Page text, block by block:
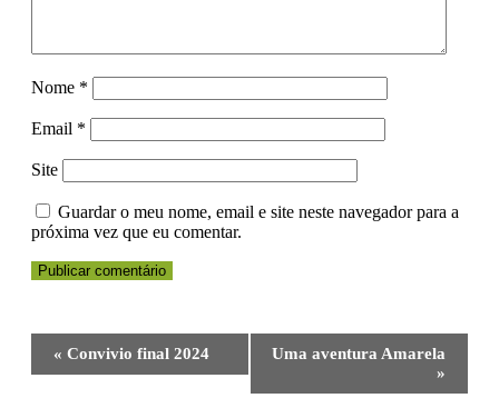
Nome *
Email *
Site
Guardar o meu nome, email e site neste navegador para a
próxima vez que eu comentar.
Navegação
« Convivio final 2024
Uma aventura Amarela
»